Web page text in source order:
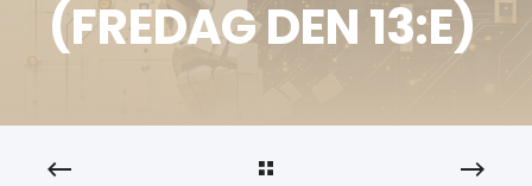
(FREDAG DEN 13:E)